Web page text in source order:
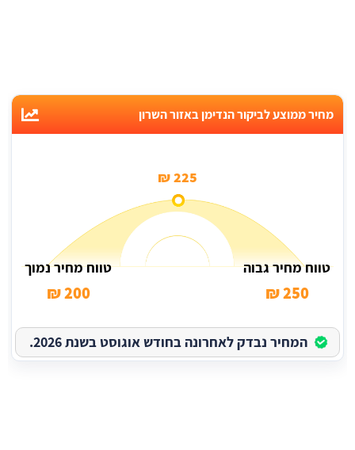
מחיר ממוצע לביקור הנדימן באזור השרון
225 ₪
טווח מחיר גבוה
250 ₪
טווח מחיר נמוך
200 ₪
המחיר נבדק לאחרונה בחודש אוגוסט בשנת 2026.